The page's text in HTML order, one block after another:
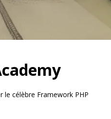
célèbre Framework PHP